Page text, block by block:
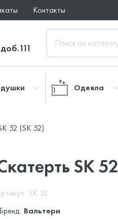
Контакты
Одеяла
52 (SK 52)
SK 52
SK 52
Бренд: Вальтери